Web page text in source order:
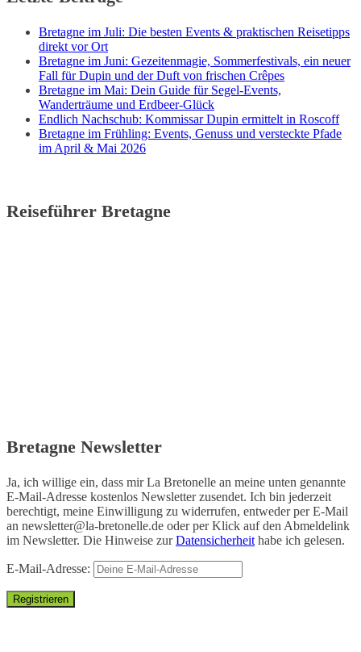
Bretagne im Juli: Die besten Events & praktischen Reisetipps
direkt vor Ort
Bretagne im Juni: Gezeitenmagie, Sommerfestivals, ein neuer
Fall für Dupin und der Duft von frischen Crêpes
Bretagne im Mai: Dein Guide für Segel-Events,
Wanderträume und Erdbeer-Glück
Endlich Nachschub: Kommissar Dupin ermittelt in Roscoff
Bretagne im Frühling: Events, Genuss und versteckte Pfade
im April & Mai 2026
Reiseführer Bretagne
Bretagne Newsletter
Ja, ich willige ein, dass mir La Bretonelle an meine unten genannte
E-Mail-Adresse kostenlos Newsletter zusendet. Ich bin jederzeit
berechtigt, meine Einwilligung zu widerrufen, entweder per E-Mail
an newsletter@la-bretonelle.de oder per Klick auf den Abmeldelink
im Newsletter. Die Hinweise zurDatensicherheit habe ich gelesen.
E-Mail-Adresse: